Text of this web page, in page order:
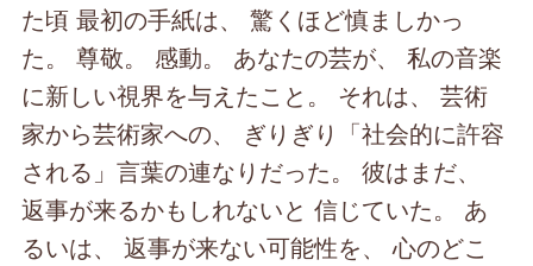
た頃 最初の手紙は、 驚くほど慎ましかっ
た。 尊敬。 感動。 あなたの芸が、 私の音楽
に新しい視界を与えたこと。 それは、 芸術
家から芸術家への、 ぎりぎり「社会的に許容
される」言葉の連なりだった。 彼はまだ、
返事が来るかもしれないと 信じていた。 あ
るいは、 返事が来ない可能性を、 心のどこ